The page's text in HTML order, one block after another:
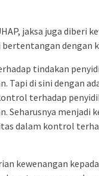
jaksa juga diberi
dengan
tindakan
Tapi di sini dengan
terhadap
Seharusnya menjadi
dalam kontrol
kewenangan